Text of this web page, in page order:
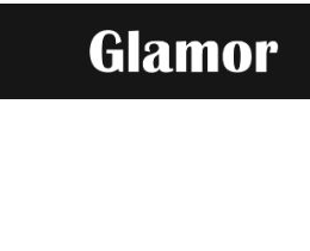
Con Keratina Alfaparf